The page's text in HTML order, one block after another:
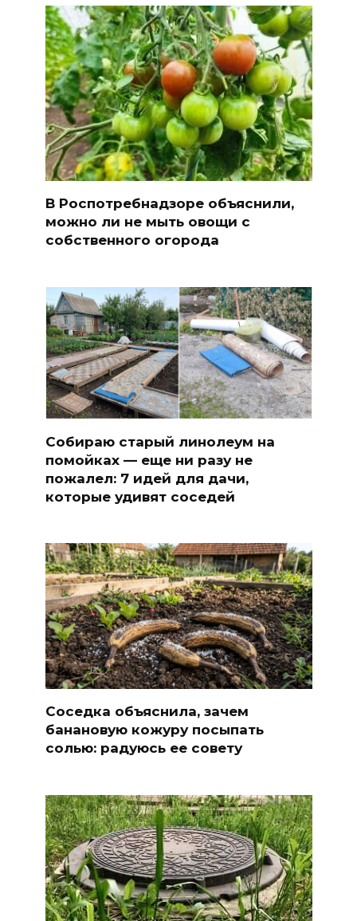
В Роспотребнадзоре объяснили,
можно ли не мыть овощи с
собственного огорода
Собираю старый линолеум на
помойках — еще ни разу не
пожалел: 7 идей для дачи,
которые удивят соседей
Соседка объяснила, зачем
банановую кожуру посыпать
солью: радуюсь ее совету